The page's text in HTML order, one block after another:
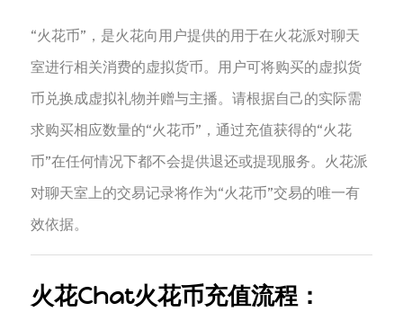
“火花币”，是火花向用户提供的用于在火花派对聊天
室进行相关消费的虚拟货币。用户可将购买的虚拟货
币兑换成虚拟礼物并赠与主播。请根据自己的实际需
求购买相应数量的“火花币”，通过充值获得的“火花
币”在任何情况下都不会提供退还或提现服务。火花派
对聊天室上的交易记录将作为“火花币”交易的唯一有
效依据。
火花Chat火花币充值流程：